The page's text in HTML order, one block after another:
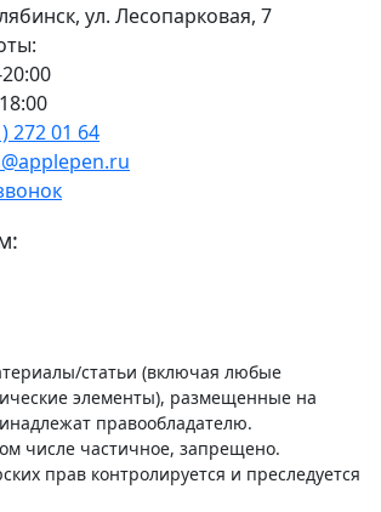
ул. Лесопарковая, 7
272 01 64
статьи (включая любые
элементы), размещенные на
правообладателю.
числе частичное, запрещено.
прав контролируется и преследуется